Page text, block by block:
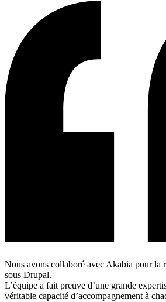
Nous avons collaboré avec Akabia pour la
sous Drupal.
L’équipe a fait preuve d’une grande
véritable capacité d’accompagnement à